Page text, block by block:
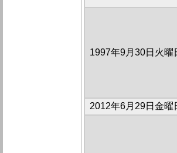
1997年9月30日火曜
2012年6月29日金曜